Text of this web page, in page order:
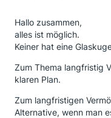
Hallo zusammen,
alles ist möglich.
Keiner hat eine
Zum Thema langfristig
klaren Plan.
Zum langfristigen
Alternative, wenn man